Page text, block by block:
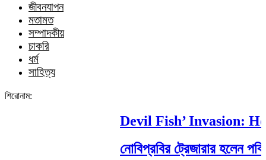
জীবনযাপন
মতামত
সম্পাদকীয়
চাকরি
ধর্ম
সাহিত্য
শিরোনাম:
Devil Fish’ Invasion:
নোবিপ্রবির ট্রেজারার হলেন